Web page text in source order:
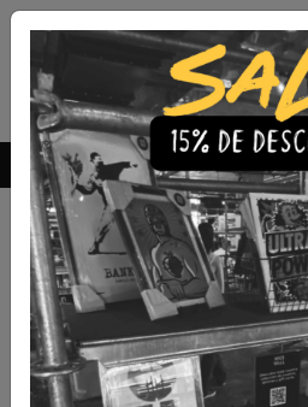
Envío Gratis a todo Chile